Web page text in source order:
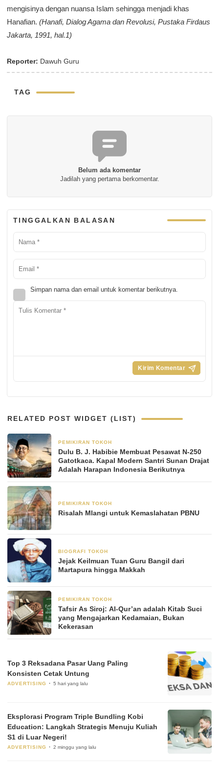
mengisinya dengan nuansa Islam sehingga menjadi khas
Hanafian. (Hanafi, Dialog Agama dan Revolusi, Pustaka Firdaus
Jakarta, 1991, hal.1)
Reporter: Dawuh Guru
TAG
Belum ada komentar
Jadilah yang pertama berkomentar.
TINGGALKAN BALASAN
Simpan nama dan email untuk komentar berikutnya.
RELATED POST WIDGET (LIST)
PEMIKIRAN TOKOH
Dulu B. J. Habibie Membuat Pesawat N-250
Gatotkaca. Kapal Modern Santri Sunan Drajat
Adalah Harapan Indonesia Berikutnya
PEMIKIRAN TOKOH
Risalah Mlangi untuk Kemaslahatan PBNU
BIOGRAFI TOKOH
Jejak Keilmuan Tuan Guru Bangil dari
Martapura hingga Makkah
PEMIKIRAN TOKOH
Tafsir As Siroj: Al-Qur’an adalah Kitab Suci
yang Mengajarkan Kedamaian, Bukan
Kekerasan
Top 3 Reksadana Pasar Uang Paling
Konsisten Cetak Untung
ADVERTISING 5 hari yang lalu
Eksplorasi Program Triple Bundling Kobi
Education: Langkah Strategis Menuju Kuliah
S1 di Luar Negeri!
ADVERTISING 2 minggu yang lalu